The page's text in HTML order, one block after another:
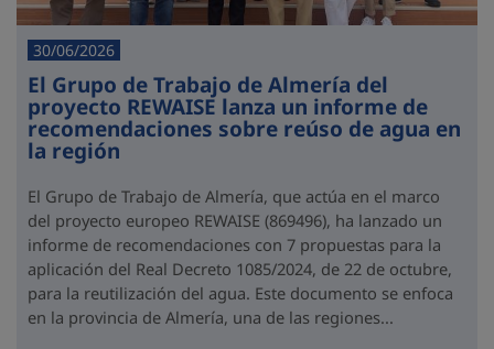
30/06/2026
El Grupo de Trabajo de Almería del
proyecto REWAISE lanza un informe de
recomendaciones sobre reúso de agua en
la región
El Grupo de Trabajo de Almería, que actúa en el marco
del proyecto europeo REWAISE (869496), ha lanzado un
informe de recomendaciones con 7 propuestas para la
aplicación del Real Decreto 1085/2024, de 22 de octubre,
para la reutilización del agua. Este documento se enfoca
en la provincia de Almería, una de las regiones...